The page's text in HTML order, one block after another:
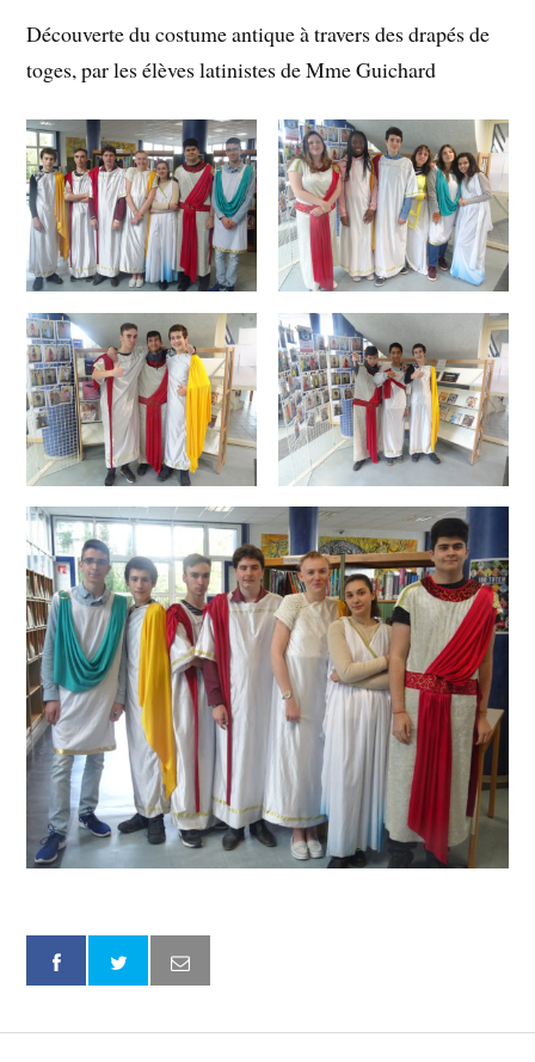
Découverte du costume antique à travers des drapés de
toges, par les élèves latinistes de Mme Guichard